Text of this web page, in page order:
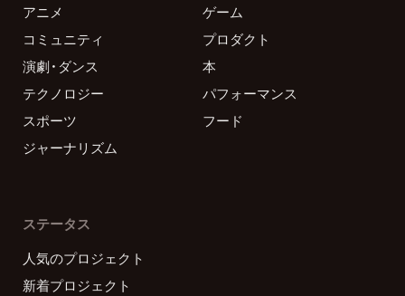
アニメ
ゲーム
コミュニティ
プロダクト
演劇・ダンス
本
テクノロジー
パフォーマンス
スポーツ
フード
ジャーナリズム
ステータス
人気のプロジェクト
新着プロジェクト